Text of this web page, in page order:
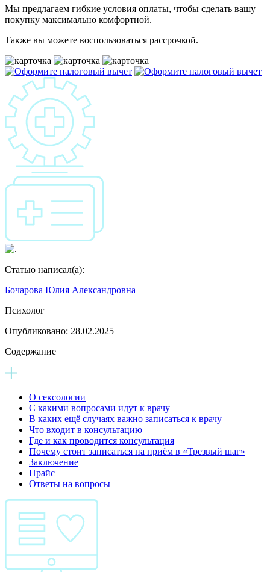
Мы предлагаем гибкие условия оплаты, чтобы сделать вашу
покупку максимально комфортной.
Также вы можете воспользоваться рассрочкой.
Статью написал(а):
Бочарова Юлия Александровна
Психолог
Опубликовано: 28.02.2025
Содержание
О сексологии
С какими вопросами идут к врачу
В каких ещё случаях важно записаться к врачу
Что входит в консультацию
Где и как проводится консультация
Почему стоит записаться на приём в «Трезвый шаг»
Заключение
Прайс
Ответы на вопросы